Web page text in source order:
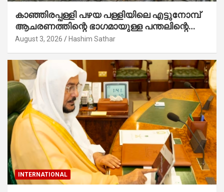
കാഞ്ഞിരപ്പള്ളി പഴയ പള്ളിയിലെ എട്ടുനോമ്പ്
ആചരണത്തിന്റെ ഭാഗമായുള്ള പന്തലിന്റെ
കാൽനാട്ട് കർമ്മം ആർച്ച് പ്രീസ്റ്റ് വെരി.
August 3, 2026 Hashim Sathar
INTERNATIONAL